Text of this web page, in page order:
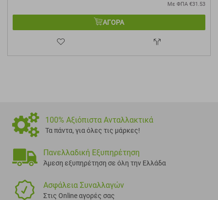
Με ΦΠΑ €31.53
ΑΓΟΡΑ
100% Αξιόπιστα Ανταλλακτικά
Τα πάντα, για όλες τις μάρκες!
Πανελλαδική Εξυπηρέτηση
Άμεση εξυπηρέτηση σε όλη την Ελλάδα
Ασφάλεια Συναλλαγών
Στις Online αγορές σας